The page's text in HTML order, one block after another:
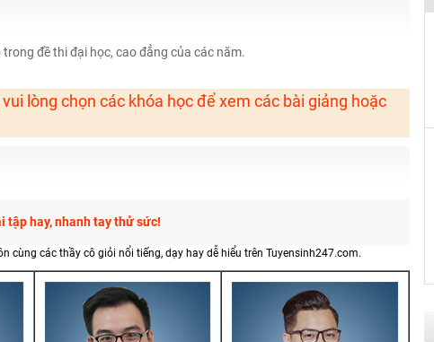
25 điểm
đề thi đại học, cao đẳng của các năm.
lòng chọn các khóa học để xem các bài giảng hoặc
tập hay, nhanh tay thử sức!
cùng các thầy cô giỏi nổi tiếng, dạy hay dễ hiểu trên Tuyensinh247.com.